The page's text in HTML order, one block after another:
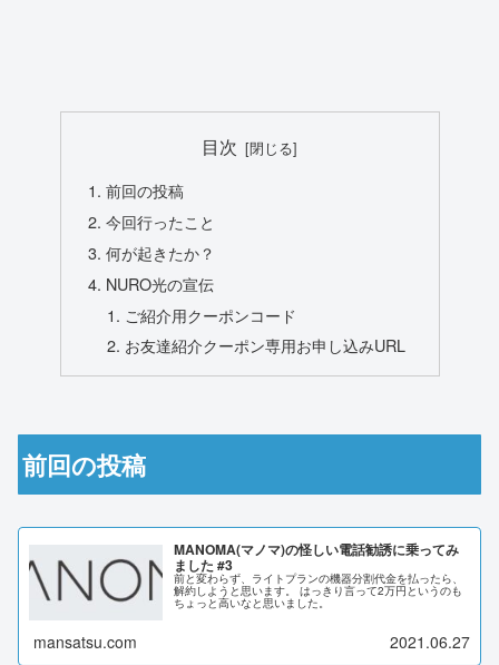
目次
前回の投稿
今回行ったこと
何が起きたか？
NURO光の宣伝
ご紹介用クーポンコード
お友達紹介クーポン専用お申し込みURL
前回の投稿
MANOMA(マノマ)の怪しい電話勧誘に乗ってみ
ました #3
前と変わらず、ライトプランの機器分割代金を払ったら、
解約しようと思います。 はっきり言って2万円というのも
ちょっと高いなと思いました。
mansatsu.com 2021.06.27